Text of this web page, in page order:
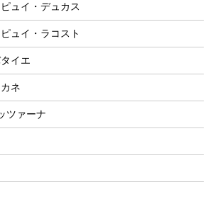
ュイ・デュカス
ュイ・ラコスト
イエ
ネ
ツァーナ